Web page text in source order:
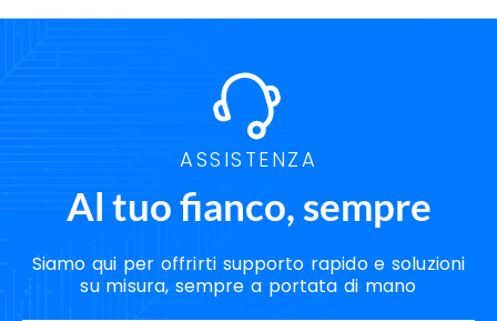
ASSISTENZA
Al tuo fianco, sempre
Siamo qui per offrirti supporto rapido e soluzioni
su misura, sempre a portata di mano